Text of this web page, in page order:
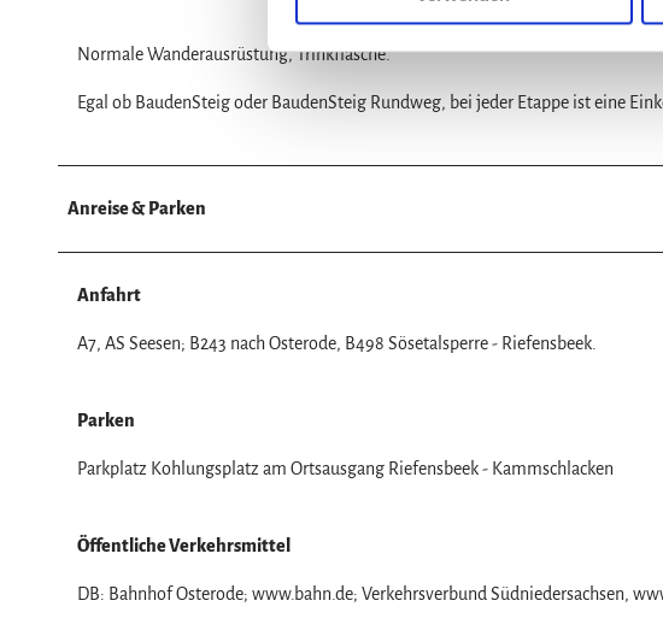
u
l
Normale Wanderausrüstung, Trinkflasche.
Egal ob BaudenSteig oder BaudenSteig Rundweg, bei jeder Etappe ist eine
Anreise & Parken
Anfahrt
A7, AS Seesen; B243 nach Osterode, B498 Sösetalsperre - Riefensbeek.
Parken
Parkplatz Kohlungsplatz am Ortsausgang Riefensbeek - Kammschlacken
Öffentliche Verkehrsmittel
DB: Bahnhof Osterode; www.bahn.de; Verkehrsverbund Südniedersachsen,